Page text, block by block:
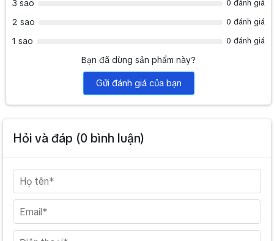
3 sao 0 đánh giá
2 sao 0 đánh giá
1 sao 0 đánh giá
Bạn đã dùng sản phẩm này?
Gửi đánh giá của bạn
Hỏi và đáp (0 bình luận)